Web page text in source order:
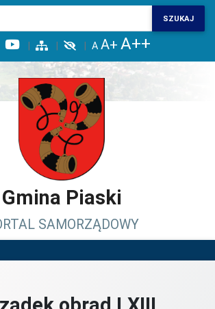
Wróć na początek strony
Przejdź do treści głównej
Przejdź do stopki
Przejdź do menu górnego
Przejdź do mapy serwisu
SZUKAJ
Gmina Piaski
SAMORZĄDOWY